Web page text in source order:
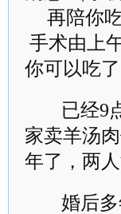
再陪你
手术由上
你可以吃了
已经9
家卖羊汤
年了，两
婚后多